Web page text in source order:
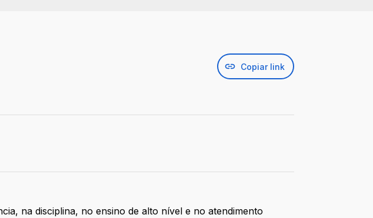
Copiar link
na disciplina, no ensino de alto nível e no atendimento